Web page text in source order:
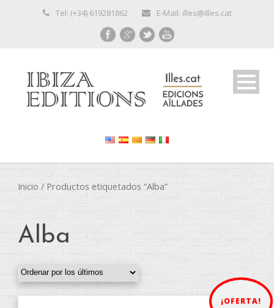
Tel: (+34) 619281862 E-Mail: illes@illes.cat
Inicio / Productos etiquetados “Alba”
Alba
¡OFERTA!